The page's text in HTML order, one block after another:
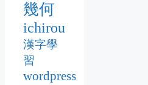
幾何
ichirou
漢字學
習
wordpress